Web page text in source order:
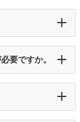
要ですか。